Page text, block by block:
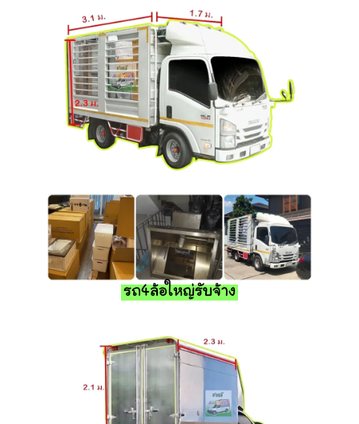
รถ4ล้อใหญ่รับจ้าง